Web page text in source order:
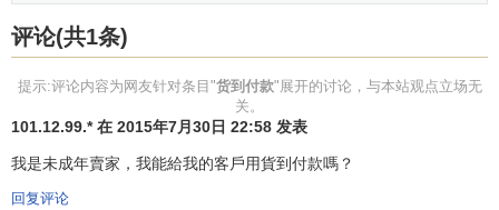
评论(共1条)
提示:评论内容为网友针对条目"货到付款"展开的讨论，与本站观点立场无
关。
101.12.99.* 在 2015年7月30日 22:58 发表
我是未成年賣家，我能給我的客戶用貨到付款嗎？
回复评论